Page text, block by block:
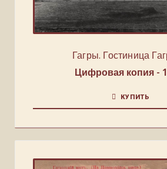
Гагры. Гостиница
Цифровая копия -
КУПИТЬ